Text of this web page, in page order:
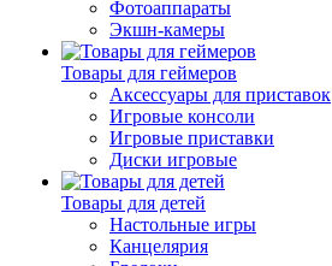
Фотоаппараты
Экшн-камеры
Товары для геймеров
Аксессуары для приставок
Игровые консоли
Игровые приставки
Диски игровые
Товары для детей
Настольные игры
Канцелярия